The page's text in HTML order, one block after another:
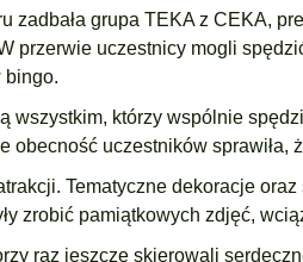
zadbała grupa TEKA z CEKA,
przerwie uczestnicy mogli
bingo.
wszystkim, którzy wspólnie
obecność uczestników sprawiła,
Tematyczne dekoracje
zrobić pamiątkowych zdjęć,
raz jeszcze skierowali